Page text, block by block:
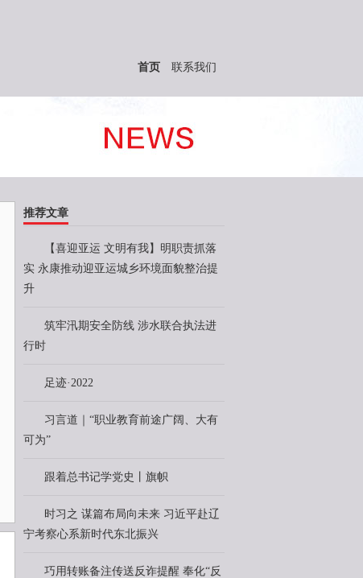
首页 联系我们
推荐文章
【喜迎亚运 文明有我】明职责抓落
实 永康推动迎亚运城乡环境面貌整治提
升
筑牢汛期安全防线 涉水联合执法进
行时
足迹·2022
习言道｜“职业教育前途广阔、大有
可为”
跟着总书记学党史丨旗帜
时习之 谋篇布局向未来 习近平赴辽
宁考察心系新时代东北振兴
巧用转账备注传送反诈提醒 奉化“反